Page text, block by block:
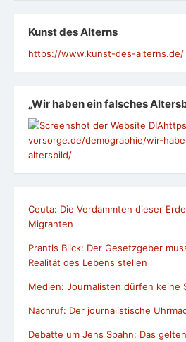
Kunst des Alterns
https://www.kunst-des-alterns.de/
„Wir haben ein falsches
vorsorge.de/demographie/wir-
altersbild/
Ceuta: Die Verdammten dieser
Migranten
Prantls Blick: Der Gesetzgeber
Realität des Lebens stellen
Medien: Journalisten dürfen keine
Nachruf: Der journalistische
Debatte um Jens Spahn: Das